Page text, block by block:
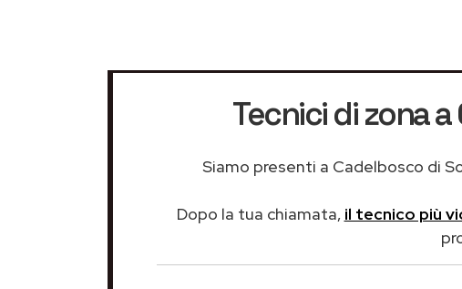
Tecnici di zona
Siamo presenti a Cadelbosco di
Dopo la tua chiamata, il tecnico più